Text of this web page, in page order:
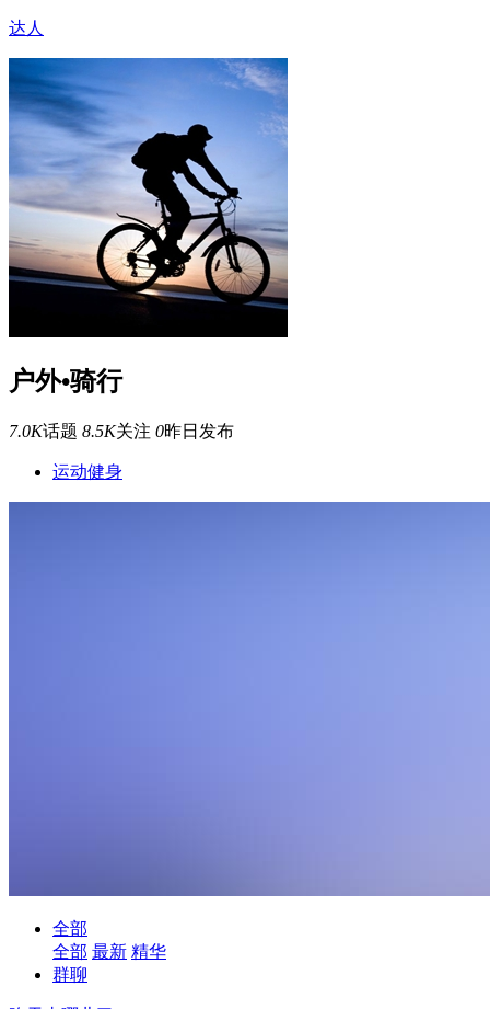
达人
户外•骑行
7.0K话题 8.5K关注 0昨日发布
运动健身
全部
全部 最新 精华
群聊